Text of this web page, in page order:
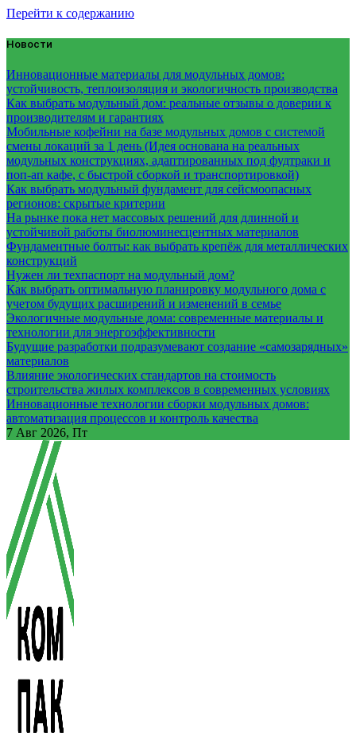
Перейти к содержанию
Новости
Инновационные материалы для модульных домов:
устойчивость, теплоизоляция и экологичность производства
Как выбрать модульный дом: реальные отзывы о доверии к
производителям и гарантиях
Мобильные кофейни на базе модульных домов с системой
смены локаций за 1 день (Идея основана на реальных
модульных конструкциях, адаптированных под фудтраки и
поп-ап кафе, с быстрой сборкой и транспортировкой)
Как выбрать модульный фундамент для сейсмоопасных
регионов: скрытые критерии
На рынке пока нет массовых решений для длинной и
устойчивой работы биолюминесцентных материалов
Фундаментные болты: как выбрать крепёж для металлических
конструкций
Нужен ли техпаспорт на модульный дом?
Как выбрать оптимальную планировку модульного дома с
учетом будущих расширений и изменений в семье
Экологичные модульные дома: современные материалы и
технологии для энергоэффективности
Будущие разработки подразумевают создание «самозарядных»
материалов
Влияние экологических стандартов на стоимость
строительства жилых комплексов в современных условиях
Инновационные технологии сборки модульных домов:
автоматизация процессов и контроль качества
7 Авг 2026, Пт